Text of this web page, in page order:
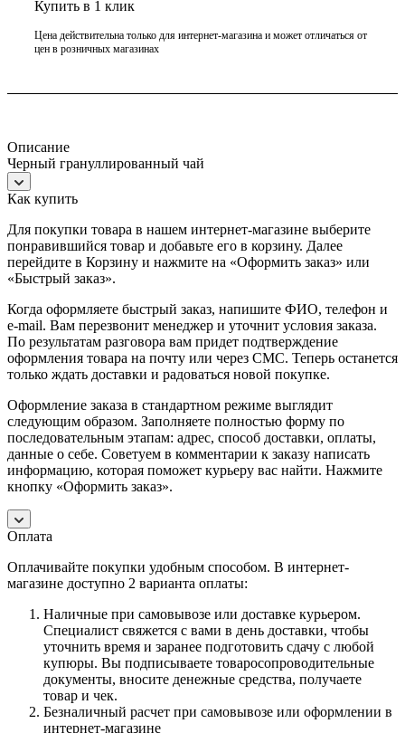
Купить в 1 клик
Цена действительна только для интернет-магазина и может отличаться от
цен в розничных магазинах
Описание
Черный грануллированный чай
Как купить
Для покупки товара в нашем интернет-магазине выберите
понравившийся товар и добавьте его в корзину. Далее
перейдите в Корзину и нажмите на «Оформить заказ» или
«Быстрый заказ».
Когда оформляете быстрый заказ, напишите ФИО, телефон и
e-mail. Вам перезвонит менеджер и уточнит условия заказа.
По результатам разговора вам придет подтверждение
оформления товара на почту или через СМС. Теперь останется
только ждать доставки и радоваться новой покупке.
Оформление заказа в стандартном режиме выглядит
следующим образом. Заполняете полностью форму по
последовательным этапам: адрес, способ доставки, оплаты,
данные о себе. Советуем в комментарии к заказу написать
информацию, которая поможет курьеру вас найти. Нажмите
кнопку «Оформить заказ».
Оплата
Оплачивайте покупки удобным способом. В интернет-
магазине доступно 2 варианта оплаты:
Наличные при самовывозе или доставке курьером.
Специалист свяжется с вами в день доставки, чтобы
уточнить время и заранее подготовить сдачу с любой
купюры. Вы подписываете товаросопроводительные
документы, вносите денежные средства, получаете
товар и чек.
Безналичный расчет при самовывозе или оформлении в
интернет-магазине